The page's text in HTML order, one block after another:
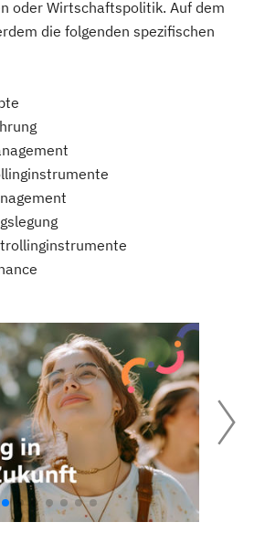
oder Wirtschaftspolitik. Auf dem
die folgenden spezifischen